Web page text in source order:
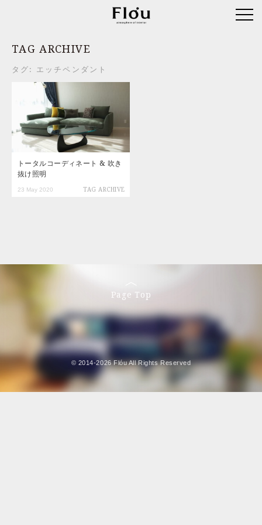
TAG ARCHIVE
タグ: エッチペンダント
トータルコーディネート & 吹き
抜け照明
23 May 2020 TAG ARCHIVE
Page Top
© 2014-2026 Flóu All Rights Reserved